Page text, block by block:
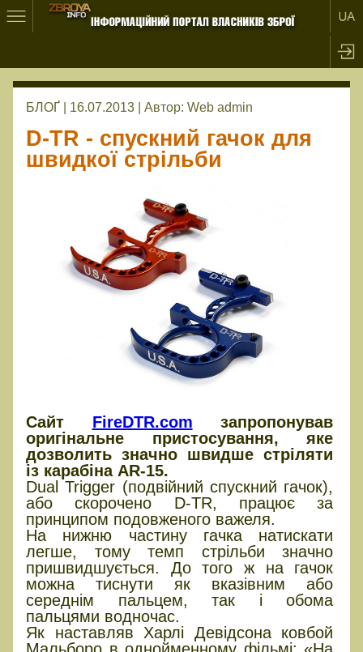
БЛОҐ | 16.07.2013 | Автор: Web admin
D-TR - спускний гачок для
швидкої стрільби
Сайт FireDTR.com запропонував
оригінальне пристосування, яке
дозволить значно швидше стріляти
із карабіна AR-15.
Dual Trigger (подвійний спускний гачок),
або скорочено D-TR, працює за
принципом подовженого важеля.
На нижню частину гачка натискати
легше, тому темп стрільби значно
пришвидшується. До того ж на гачок
можна тиснути як вказівним або
середнім пальцем, так і обома
пальцями водночас.
Як наставляв Харлі Девідсона ковбой